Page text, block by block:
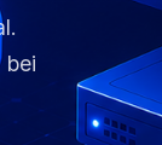
bei